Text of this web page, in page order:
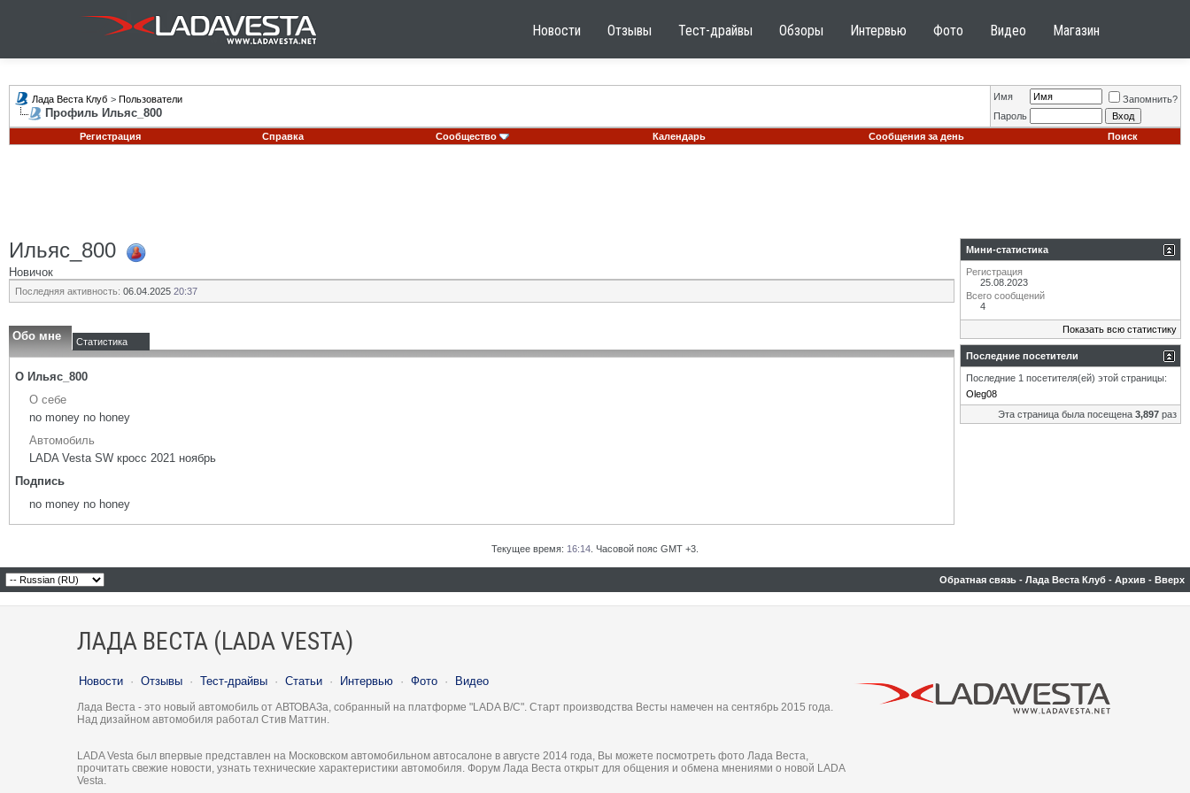
Новости Отзывы Тест-драйвы Обзоры Интервью Фото Видео Магазин
Лада Веста Клуб > Пользователи
Профиль Ильяс_800
Имя
Запомнить?
Пароль
Регистрация
Справка Сообщество Календарь Сообщения за день Поиск
Ильяс_800
Новичок
Последняя активность: 06.04.2025 20:37
Обо мне Статистика
О Ильяс_800
О себе
no money no honey
Автомобиль
LADA Vesta SW кросс 2021 ноябрь
Подпись
no money no honey
Мини-статистика
Регистрация
25.08.2023
Всего сообщений
4
Показать всю статистику
Последние посетители
Последние 1 посетителя(ей) этой страницы:
Oleg08
Эта страница была посещена 3,897 раз
Текущее время: 16:14 . Часовой пояс GMT +3.
Обратная связь - Лада Веста Клуб - Архив - Вверх
ЛАДА ВЕСТА (LADA VESTA)
Новости · Отзывы · Тест-драйвы · Статьи · Интервью · Фото · Видео
Лада Веста - это новый автомобиль от АВТОВАЗа, собранный на платформе "LADA B/C". Старт производства Весты намечен на сентябрь 2015 года.
Над дизайном автомобиля работал Стив Маттин.
LADA Vesta был впервые представлен на Московском автомобильном автосалоне в августе 2014 года, Вы можете посмотреть фото Лада Веста,
прочитать свежие новости, узнать технические характеристики автомобиля. Форум Лада Веста открыт для общения и обмена мнениями о новой LADA
Vesta.